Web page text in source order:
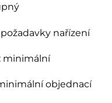
nařízení
minimální
objednací